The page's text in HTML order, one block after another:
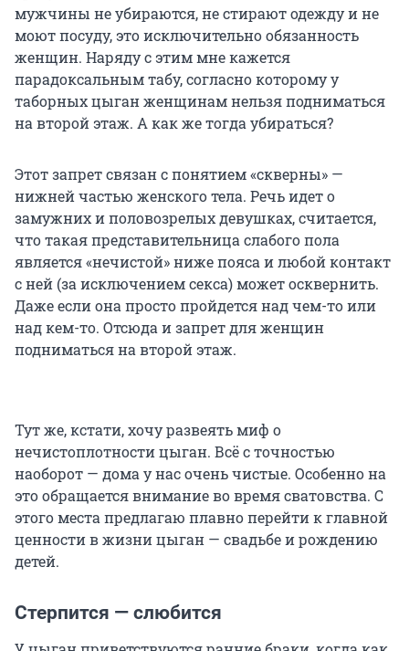
мужчины не убираются, не стирают одежду и не
моют посуду, это исключительно обязанность
женщин. Наряду с этим мне кажется
парадоксальным табу, согласно которому у
таборных цыган женщинам нельзя подниматься
на второй этаж. А как же тогда убираться?
Этот запрет связан с понятием «скверны» —
нижней частью женского тела. Речь идет о
замужних и половозрелых девушках, считается,
что такая представительница слабого пола
является «нечистой» ниже пояса и любой контакт
с ней (за исключением секса) может осквернить.
Даже если она просто пройдется над чем-то или
над кем-то. Отсюда и запрет для женщин
подниматься на второй этаж.
Тут же, кстати, хочу развеять миф о
нечистоплотности цыган. Всё с точностью
наоборот — дома у нас очень чистые. Особенно на
это обращается внимание во время сватовства. С
этого места предлагаю плавно перейти к главной
ценности в жизни цыган — свадьбе и рождению
детей.
Стерпится — слюбится